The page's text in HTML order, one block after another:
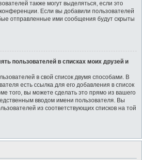
также могут выделяться, если это
Если вы добавили пользователей
отправленные ими сообщения будут скрыты
пользователей в списках моих друзей и
в свой список двумя способами. В
есть ссылка для его добавления в список
того, вы можете сделать это прямо из вашего
вводом имени пользователя. Вы
из соответствующих списков на той